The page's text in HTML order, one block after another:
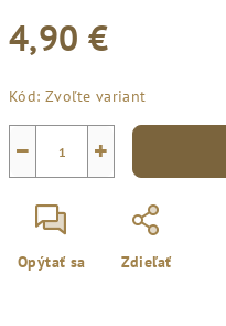
4,90 €
cena:
Kód: Zvoľte variant
+
−
Opýtať sa Zdieľať